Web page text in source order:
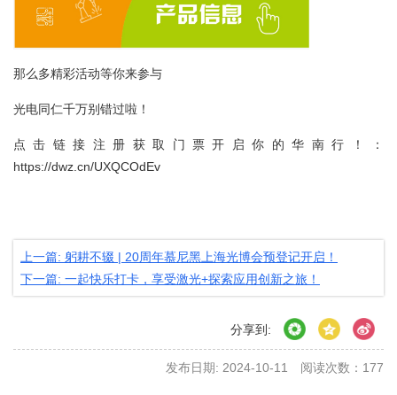
那么多精彩活动等你来参与
光电同仁千万别错过啦！
点击链接注册获取门票开启你的华南行！：
https://dwz.cn/UXQCOdEv
上一篇: 躬耕不辍 | 20周年慕尼黑上海光博会预登记开启！
下一篇: 一起快乐打卡，享受激光+探索应用创新之旅！
分享到:
发布日期: 2024-10-11 阅读次数： 177